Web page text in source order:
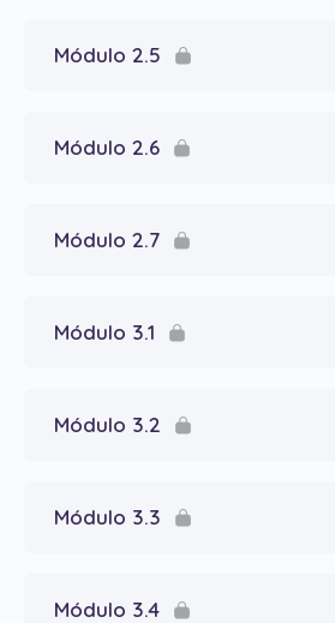
Módulo 2.5
Módulo 2.6
Módulo 2.7
Módulo 3.1
Módulo 3.2
Módulo 3.3
Módulo 3.4